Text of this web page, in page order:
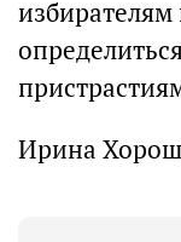
избирателям
Ирина